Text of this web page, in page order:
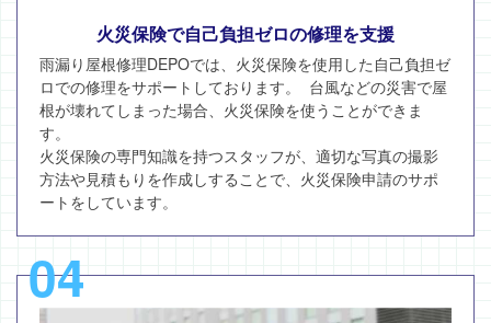
火災保険で自己負担ゼロの修理を支援
雨漏り屋根修理DEPOでは、火災保険を使用した自己負担ゼ
ロでの修理をサポートしております。 台風などの災害で屋
根が壊れてしまった場合、火災保険を使うことができま
す。
火災保険の専門知識を持つスタッフが、適切な写真の撮影
方法や見積もりを作成しすることで、火災保険申請のサポ
ートをしています。
04